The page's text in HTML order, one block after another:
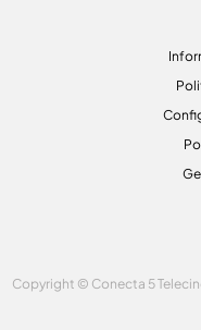
Copyright © Conecta 5